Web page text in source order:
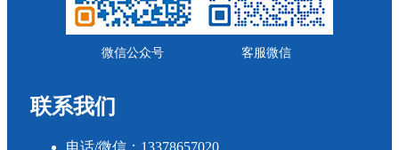
微信公众号 客服微信
联系我们
电话/微信：13378657020